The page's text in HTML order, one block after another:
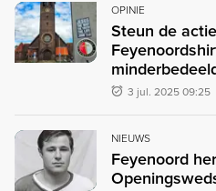
OPINIE
Steun de
3 jul. 2025 09:25
NIEUWS
Feyenoord